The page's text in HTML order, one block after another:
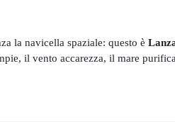
la navicella spaziale: questo è
il vento accarezza, il mare